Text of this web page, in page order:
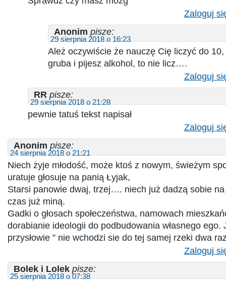
Zaloguj
Anonim pisze:
29 sierpnia 2018 o 16:23
Ależ oczywiście że nauczę Cię liczyć do
gruba i pijesz alkohol, to nie licz….
Zaloguj
RR pisze:
29 sierpnia 2018 o 21:28
pewnie tatuś tekst napisał
Zaloguj
Anonim pisze:
24 sierpnia 2018 o 21:21
Niech żyje młodość, może ktoś z nowym, świeżym
uratuje głosuje na panią Łyjak,
Starsi panowie dwaj, trzej…. niech już dadzą sobie
czas już miną.
Gadki o głosach społeczeństwa, namowach
dorabianie ideologii do podbudowania własnego ego.
przysłowie ” nie wchodzi sie do tej samej rzeki dwa
Zaloguj
Bolek i Lolek pisze:
25 sierpnia 2018 o 07:38